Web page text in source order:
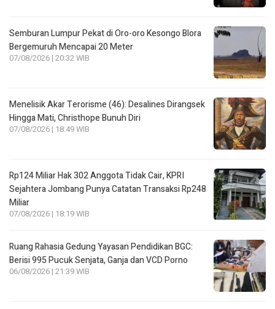
Semburan Lumpur Pekat di Oro-oro Kesongo Blora
Bergemuruh Mencapai 20 Meter
07/08/2026 | 20:32 WIB
Menelisik Akar Terorisme (46): Desalines Dirangsek
Hingga Mati, Christhope Bunuh Diri
07/08/2026 | 18:49 WIB
Rp124 Miliar Hak 302 Anggota Tidak Cair, KPRI
Sejahtera Jombang Punya Catatan Transaksi Rp248
Miliar
07/08/2026 | 18:19 WIB
Ruang Rahasia Gedung Yayasan Pendidikan BGC:
Berisi 995 Pucuk Senjata, Ganja dan VCD Porno
06/08/2026 | 21:39 WIB